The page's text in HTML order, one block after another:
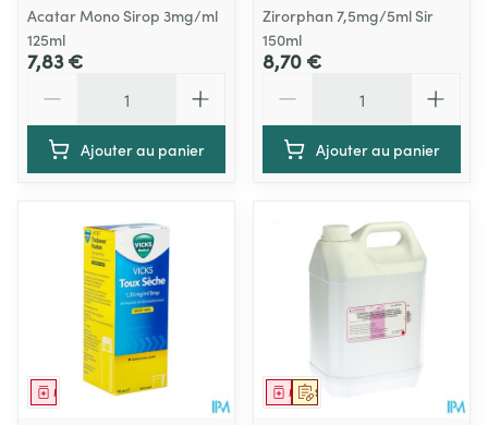
Acatar Mono Sirop 3mg/ml
125ml
7,83 €
Ajouter au panier
Zirorphan 7,5mg/5ml Sir
150ml
8,70 €
Ajouter au panier
Médicament Sur prescription
Médicament